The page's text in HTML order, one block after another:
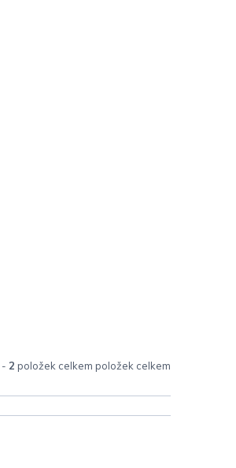
- 2 položek celkem